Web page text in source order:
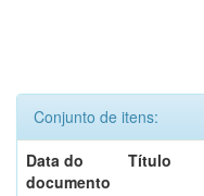
Conjunto de itens:
Data do
documento
Título